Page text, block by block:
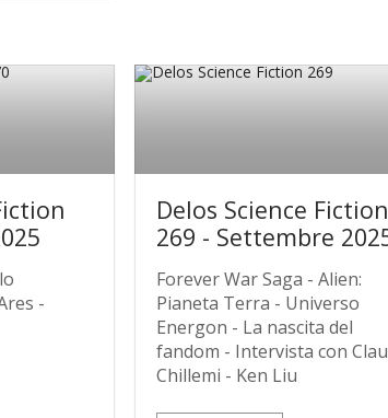
-
Delos Science Fiction
269 - Settembre
Forever War Saga - Alien:
Pianeta Terra - Universo
Energon - La nascita del
fandom - Intervista con
Chillemi - Ken Liu